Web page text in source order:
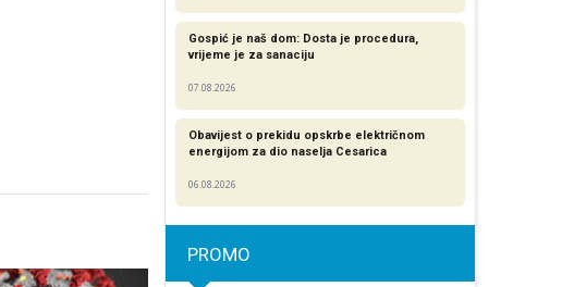
Gospić je naš dom: Dosta je procedura,
vrijeme je za sanaciju
07.08.2026
Obavijest o prekidu opskrbe električnom
energijom za dio naselja Cesarica
06.08.2026
PROMO